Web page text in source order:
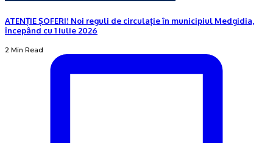
ATENȚIE ȘOFERI! Noi reguli de circulație în municipiul Medgidia,
începând cu 1 iulie 2026
2 Min Read